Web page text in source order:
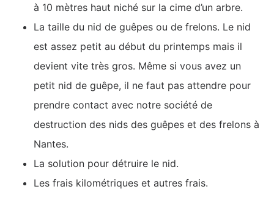
à 10 mètres haut niché sur la cime d’un arbre.
La taille du nid de guêpes ou de frelons. Le nid
est assez petit au début du printemps mais il
devient vite très gros. Même si vous avez un
petit nid de guêpe, il ne faut pas attendre pour
prendre contact avec notre société de
destruction des nids des guêpes et des frelons à
Nantes.
La solution pour détruire le nid.
Les frais kilométriques et autres frais.